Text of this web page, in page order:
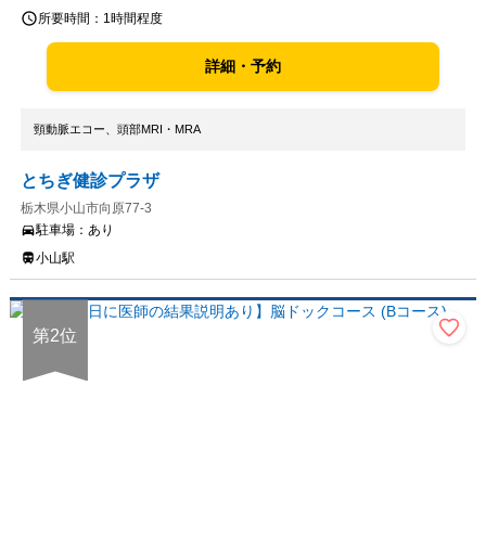
所要時間： 1時間程度
詳細・予約
頸動脈エコー、頭部MRI・MRA
とちぎ健診プラザ
栃木県小山市向原77-3
駐車場： あり
小山駅
第2位